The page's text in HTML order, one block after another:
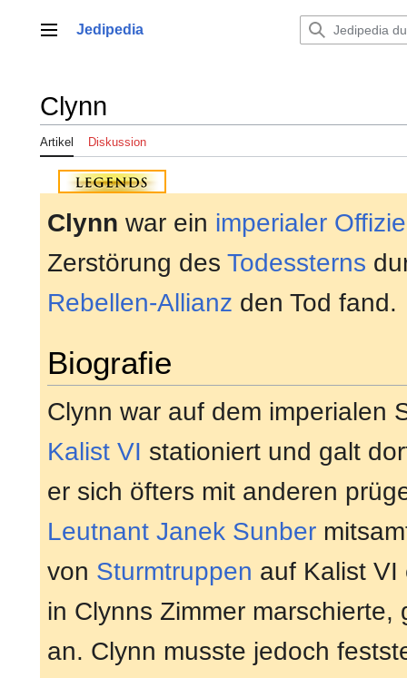
springenHauptmenü
Jedipedia
Clynn
Artikel Diskussion
Clynn war ein imperialer
Zerstörung des Todessterns
Rebellen-Allianz den Tod fand.
Biografie
Clynn war auf dem imperialen
Kalist VI stationiert und galt
er sich öfters mit anderen
Leutnant Janek Sunber
von Sturmtruppen auf Kalist VI
in Clynns Zimmer marschierte,
an. Clynn musste jedoch